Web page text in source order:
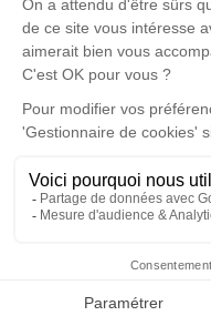
Faire-part
RANDI.
Un service de
disponible ici.
Cérémonie
Église de
18360 Saulzais-